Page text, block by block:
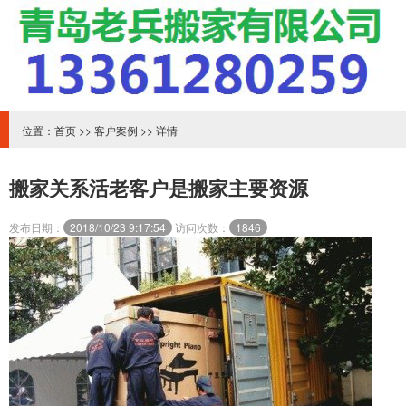
位置： 首页 >> 客户案例 >> 详情
搬家关系活老客户是搬家主要资源
发布日期： 2018/10/23 9:17:54 访问次数： 1846